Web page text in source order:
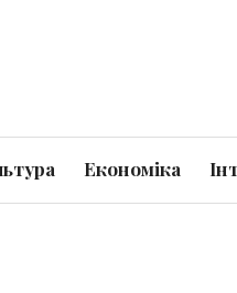
Економіка